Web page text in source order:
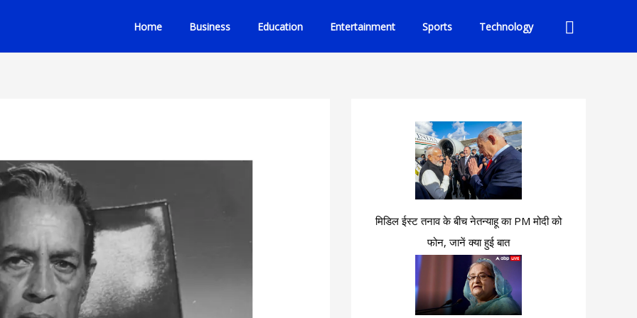
Home Business Education Entertainment Sports Technology Search
मिडिल ईस्ट तनाव के बीच नेतन्याहू का PM मोदी को
फोन, जानें क्या हुई बात